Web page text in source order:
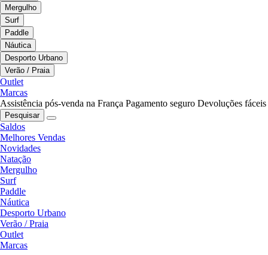
Mergulho
Surf
Paddle
Náutica
Desporto Urbano
Verão / Praia
Outlet
Marcas
Assistência pós-venda na França Pagamento seguro Devoluções fáceis
Pesquisar
Saldos
Melhores Vendas
Novidades
Natação
Mergulho
Surf
Paddle
Náutica
Desporto Urbano
Verão / Praia
Outlet
Marcas